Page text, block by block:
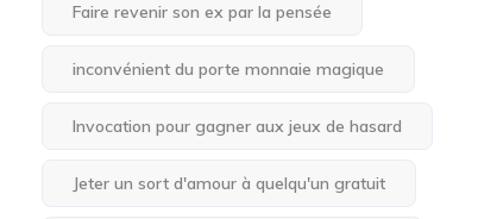
Faire revenir son ex par la pensée
inconvénient du porte monnaie magique
Invocation pour gagner aux jeux de hasard
Jeter un sort d'amour à quelqu'un gratuit